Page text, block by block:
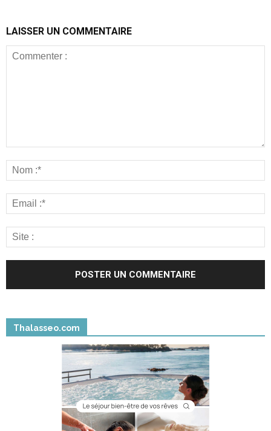
LAISSER UN COMMENTAIRE
Thalasseo.com